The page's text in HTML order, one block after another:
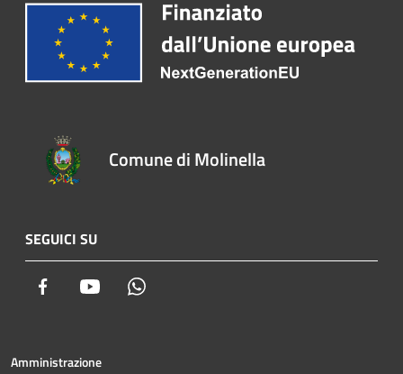
Comune di Molinella
SEGUICI SU
Facebook Youtube
Amministrazione